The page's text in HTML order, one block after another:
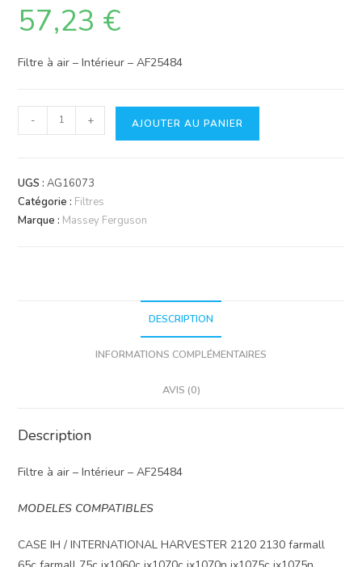
57,23 €
Filtre à air – Intérieur – AF25484
quantité
de
Fleetguard
AF25484
- + AJOUTER AU PANIER
UGS :AG16073
Catégorie : Filtres
Marque : Massey Ferguson
DESCRIPTION
INFORMATIONS COMPLÉMENTAIRES
AVIS (0)
Description
Filtre à air – Intérieur – AF25484
MODELES COMPATIBLES
CASE IH / INTERNATIONAL HARVESTER 2120 2130 farmall